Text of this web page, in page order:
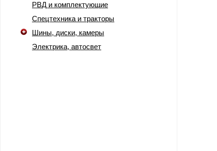
РВД и комплектующие
Спецтехника и тракторы
Шины, диски, камеры
Электрика, автосвет